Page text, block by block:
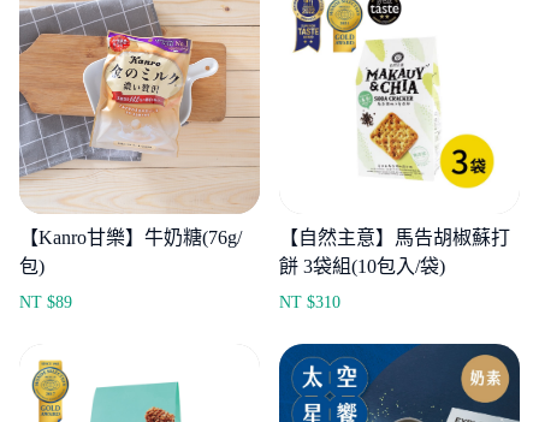
【Kanro甘樂】牛奶糖(76g/
包)
NT $89
【自然主意】馬告胡椒蘇打
餅 3袋組(10包入/袋)
NT $310